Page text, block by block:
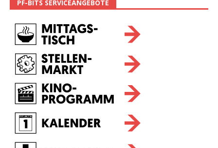
PF-BITS SERVICEANGEBOTE